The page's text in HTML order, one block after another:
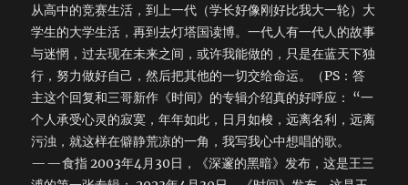
从高中的竞赛生活，到上一代（学长好像刚好比我大一轮）大
学生的大学生活，再到去灯塔国读博。一代人有一代人的故事
与迷惘，过去现在未来之间，或许我能做的，只是在蓝天下独
行，努力做好自己，然后把其他的一切交给命运。（PS：答
主这个回复和三哥新作《时间》的专辑介绍真的好呼应： “一
个人承受心灵的寂寞，年年如此，日月如梭，远离名利，远离
污浊，就这样在僻静荒凉的一角，我写我心中想唱的歌。
——食指 2003年4月30日，《深邃的黑暗》发布，这是王三